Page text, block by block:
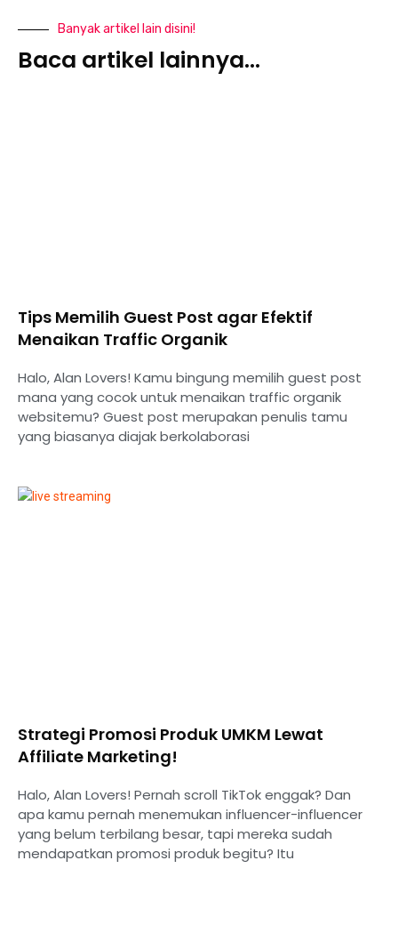
Banyak artikel lain disini!
Baca artikel lainnya...
Tips Memilih Guest Post agar Efektif
Menaikan Traffic Organik
Halo, Alan Lovers! Kamu bingung memilih guest post
mana yang cocok untuk menaikan traffic organik
websitemu? Guest post merupakan penulis tamu
yang biasanya diajak berkolaborasi
Strategi Promosi Produk UMKM Lewat
Affiliate Marketing!
Halo, Alan Lovers! Pernah scroll TikTok enggak? Dan
apa kamu pernah menemukan influencer-influencer
yang belum terbilang besar, tapi mereka sudah
mendapatkan promosi produk begitu? Itu